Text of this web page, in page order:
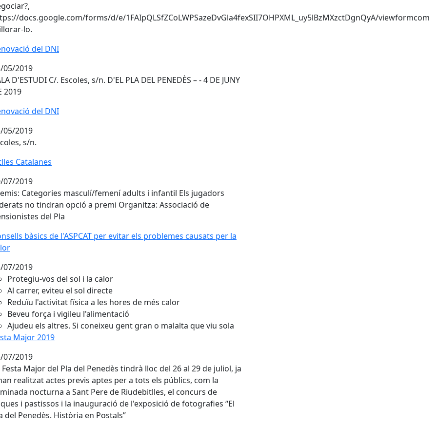
docs.google.com/forms/d/e/1FAIpQLSfZCoLWPSazeDvGla4fexSII7OHPXML_uy5lBzMXzctDgnQyA/viewformcom
lo.
del DNI
05/2019
D'ESTUDI C/. Escoles, s/n. D'EL PLA DEL PENEDÈS – - 4 DE JUNY
2019
del DNI
del DNI
05/2019
s/n.
Catalanes
07/2019
Categories masculí/femení adults i infantil Els jugadors
no tindran opció a premi Organitza: Associació de
del Pla
bàsics de l'ASPCAT per evitar els problemes causats per la calor
bàsics de l'ASPCAT per evitar els problemes causats per la
07/2019
Protegiu-vos del sol i la calor
Al carrer, eviteu el sol directe
Reduïu l'activitat física a les hores de més calor
Beveu força i vigileu l'alimentació
Ajudeu els altres. Si coneixeu gent gran o malalta que viu sola
Major 2019
Major 2019
07/2019
Festa Major del Pla del Penedès tindrà lloc del 26 al 29 de juliol, ja
realitzat actes previs aptes per a tots els públics, com la
nocturna a Sant Pere de Riudebitlles, el concurs de
i pastissos i la inauguració de l'exposició de fotografies “El
del Penedès. Història en Postals”